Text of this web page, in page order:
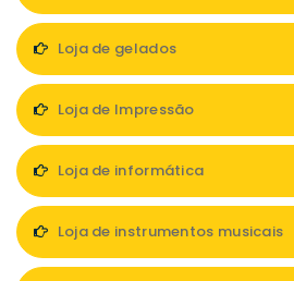
Loja de gelados
Loja de Impressão
Loja de informática
Loja de instrumentos musicais